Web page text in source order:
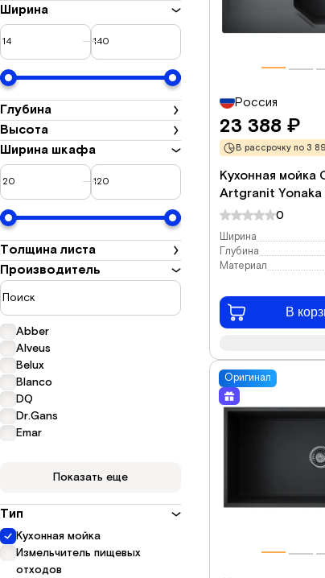
Ширина
Глубина
Высота
Ширина шкафа
Толщина листа
Производитель
Abber
Alveus
Belux
Blanco
DQ
Dr.Gans
Emar
Показать еще
Тип
Кухонная мойка
Измельчитель пищевых
отходов
Россия
23 388 ₽
В рассрочку по 3
Кухонная мойка
Artgranit
4993341 78x51
0
Ширина
Глубина
Материал
В
Оригинал